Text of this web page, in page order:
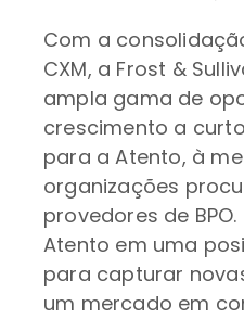
Com a
CXM, a Frost &
ampla gama de
crescimento a
para a Atento, à
organizações
provedores de
Atento em uma
para capturar
um mercado em